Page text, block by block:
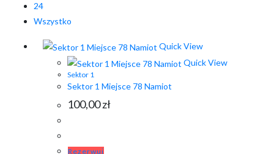
24
Wszystko
Quick View
Quick View
Sektor 1
Sektor 1 Miejsce 78 Namiot
100,00zł
Rezerwuj